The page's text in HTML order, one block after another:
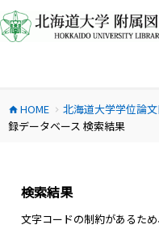
ン
テ
ス
キ
home HOME chevron_right 北海道大学学位論
録データベース 検索結果
検索結果
文字コードの制約があるた